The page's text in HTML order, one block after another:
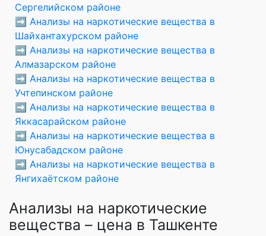
Сергелийском районе
➡️ Анализы на наркотические вещества в
Шайхантахурском районе
➡️ Анализы на наркотические вещества в
Алмазарском районе
➡️ Анализы на наркотические вещества в
Учтепинском районе
➡️ Анализы на наркотические вещества в
Яккасарайском районе
➡️ Анализы на наркотические вещества в
Юнусабадском районе
➡️ Анализы на наркотические вещества в
Янгихаётском районе
Анализы на наркотические
вещества – цена в Ташкенте